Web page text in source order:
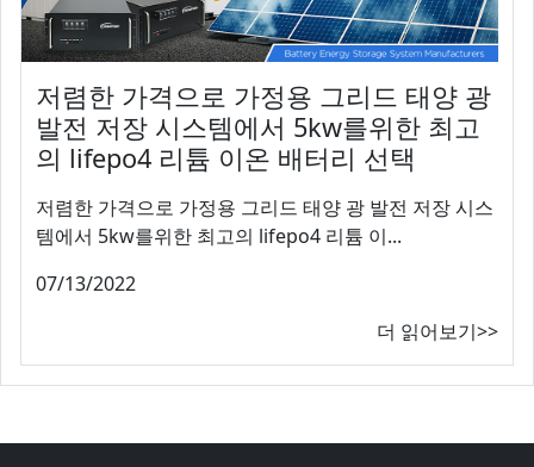
저렴한 가격으로 가정용 그리드 태양 광
발전 저장 시스템에서 5kw를위한 최고
의 lifepo4 리튬 이온 배터리 선택
저렴한 가격으로 가정용 그리드 태양 광 발전 저장 시스
템에서 5kw를위한 최고의 lifepo4 리튬 이...
07/13/2022
더 읽어보기>>